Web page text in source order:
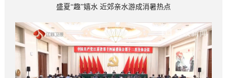
盛夏“趣”嬉水 近郊亲水游成消暑热点